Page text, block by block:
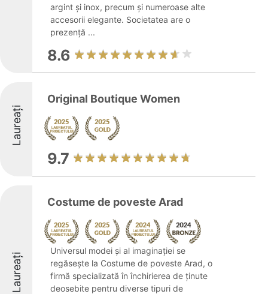
argint și inox, precum și numeroase alte
accesorii elegante. Societatea are o
prezență ...
8.6
Laureați
Original Boutique Women
9.7
Laureați
Costume de poveste Arad
Universul modei și al imaginației se
regăsește la Costume de poveste Arad, o
firmă specializată în închirierea de ținute
deosebite pentru diverse tipuri de